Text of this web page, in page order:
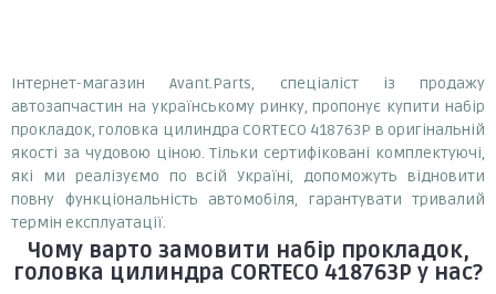
Інтернет-магазин Avant.Parts, спеціаліст із продажу
автозапчастин на українському ринку, пропонує купити набір
прокладок, головка цилиндра CORTECO 418763P в оригінальній
якості за чудовою ціною. Тільки сертифіковані комплектуючі,
які ми реалізуємо по всій Україні, допоможуть відновити
повну функціональність автомобіля, гарантувати тривалий
термін експлуатації.
Чому варто замовити набір прокладок,
головка цилиндра CORTECO 418763P у нас?